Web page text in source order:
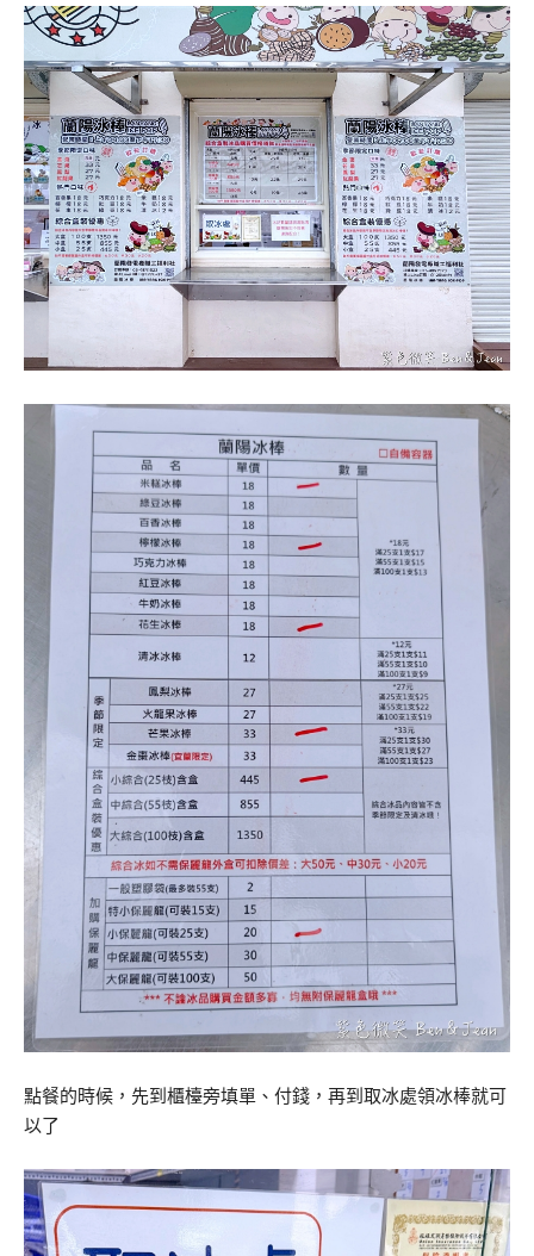
點餐的時候，先到櫃檯旁填單、付錢，再到取冰處領冰棒就可
以了